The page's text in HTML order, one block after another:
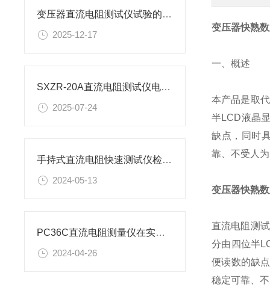
变压器直流电阻测试仪试验的目的是什么?
2025-12-17
SXZR-20A直流电阻测试仪电流档位的选择方法有哪些？
2025-07-24
手持式直流电阻快速测试仪检测变压器
2024-05-13
PC36C直流电阻测量仪在实际应用中有3大功能
2024-04-26
变压器快熟
一、概述
本产品是取
半LCD液晶
缺点，同时
靠、不受人
变压器快熟
直流电阻测
分由四位半
便读数的缺
稳定可靠、